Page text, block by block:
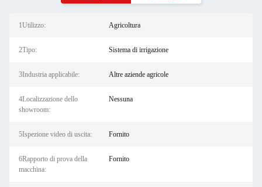
1Utilizzo: Agricoltura
2Tipo: Sistema di irrigazione
3Industria applicabile: Altre aziende agricole
4Localizzazione dello
showroom:
Nessuna
5Ispezione video di uscita: Fornito
6Rapporto di prova della
macchina:
Fornito